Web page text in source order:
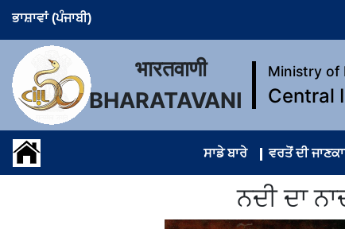
ਭਾਸ਼ਾਵਾਂ (ਪੰਜਾਬੀ)
भारतवाणी
BHARATAVANI
Ministry of
Central
ਸਾਡੇ ਬਾਰੇ ਵਰਤੋਂ ਦੀ
ਨਦੀ ਦਾ